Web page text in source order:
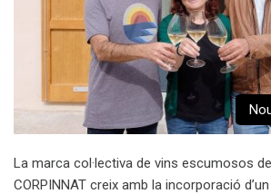
La marca col·lectiva de vins escumosos
CORPINNAT creix amb la incorporació